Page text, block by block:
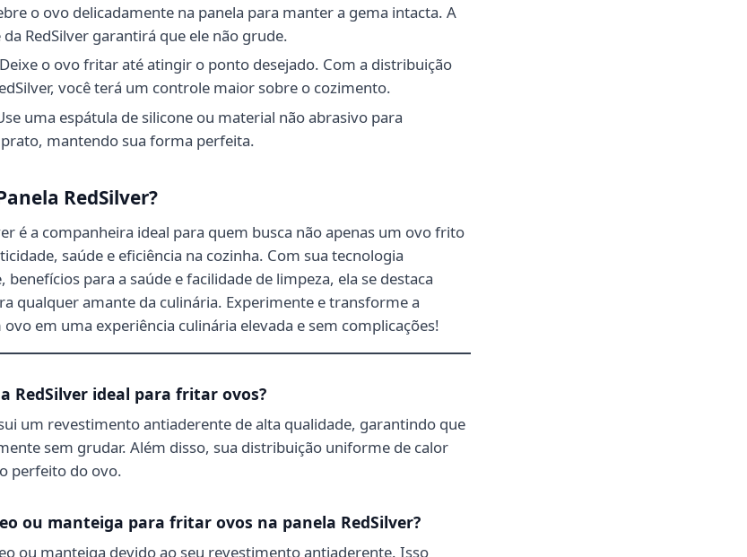
o ovo delicadamente na panela para manter a gema intacta. A
RedSilver garantirá que ele não grude.
Deixe o ovo fritar até atingir o ponto desejado. Com a distribuição
você terá um controle maior sobre o cozimento.
uma espátula de silicone ou material não abrasivo para
mantendo sua forma perfeita.
RedSilver?
é a companheira ideal para quem busca não apenas um ovo frito
saúde e eficiência na cozinha. Com sua tecnologia
para a saúde e facilidade de limpeza, ela se destaca
qualquer amante da culinária. Experimente e transforme a
em uma experiência culinária elevada e sem complicações!
RedSilver ideal para fritar ovos?
um revestimento antiaderente de alta qualidade, garantindo que
sem grudar. Além disso, sua distribuição uniforme de calor
perfeito do ovo.
ou manteiga para fritar ovos na panela RedSilver?
ou manteiga devido ao seu revestimento antiaderente. Isso